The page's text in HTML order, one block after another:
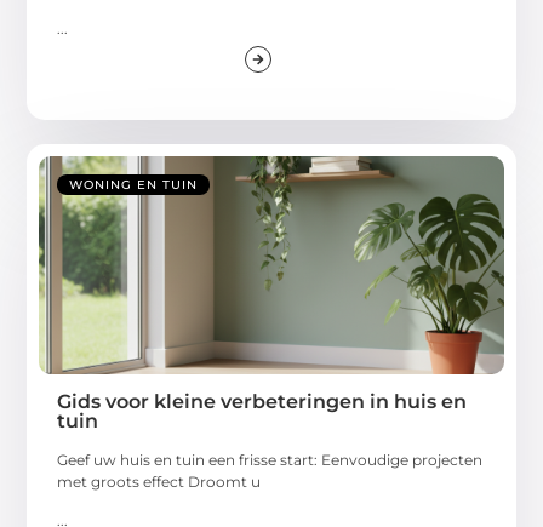
WONING EN TUIN
Gids voor kleine verbeteringen in huis en
tuin
Geef uw huis en tuin een frisse start: Eenvoudige projecten
met groots effect Droomt u